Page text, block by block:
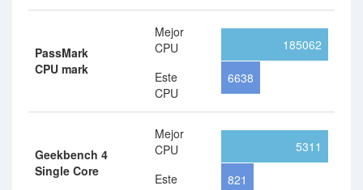
PassMark
CPU mark
Mejor
CPU
Este
CPU
185062
6638
Geekbench 4
Single Core
Mejor
CPU
Este
5311
821